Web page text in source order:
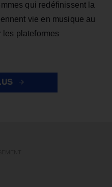
qui redéfinissent la
vie en musique au
les plateformes